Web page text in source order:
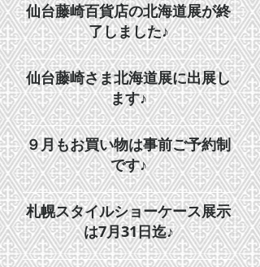
仙台藤崎百貨店の北海道展が終
了しました♪
仙台藤崎さま北海道展に出展し
ます♪
９月もお買い物は事前ご予約制
です♪
札幌スタイルショーケース展示
は7月31日迄♪